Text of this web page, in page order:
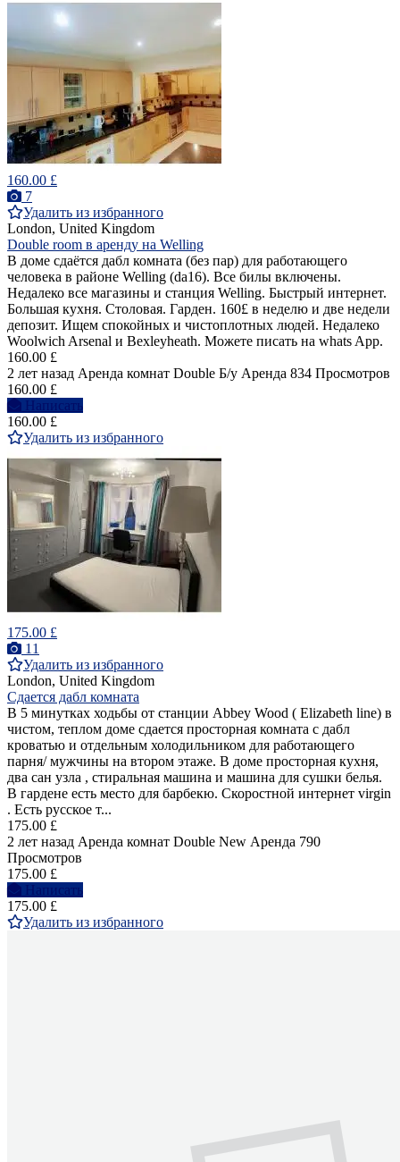
160.00 £
7
Удалить из избранного
London, United Kingdom
Double room в аренду на Welling
В доме сдаётся дабл комната (без пар) для работающего
человека в районе Welling (da16). Все билы включены.
Недалеко все магазины и станция Welling. Быстрый интернет.
Большая кухня. Столовая. Гарден. 160£ в неделю и две недели
депозит. Ищем спокойных и чистоплотных людей. Недалеко
Woolwich Arsenal и Bexleyheath. Можете писать на whats App.
160.00 £
2 лет назад Аренда комнат Double Б/у Аренда 834 Просмотров
160.00 £
Написать
160.00 £
Удалить из избранного
175.00 £
11
Удалить из избранного
London, United Kingdom
Сдается дабл комната
В 5 минутках ходьбы от станции Abbey Wood ( Elizabeth line) в
чистом, теплом доме сдается просторная комната с дабл
кроватью и отдельным холодильником для работающего
парня/ мужчины на втором этаже. В доме просторная кухня,
два сан узла , стиральная машина и машина для сушки белья.
В гардене есть место для барбекю. Скоростной интернет virgin
. Есть русское т...
175.00 £
2 лет назад Аренда комнат Double New Аренда 790
Просмотров
175.00 £
Написать
175.00 £
Удалить из избранного